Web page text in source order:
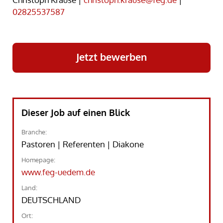
02825537587
Jetzt bewerben
Dieser Job auf einen Blick
Branche:
Pastoren | Referenten | Diakone
Homepage:
www.feg-uedem.de
Land:
DEUTSCHLAND
Ort: